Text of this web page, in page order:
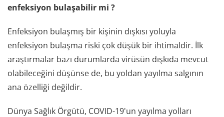
enfeksiyon bulaşabilir mi ?
Enfeksiyon bulaşmış bir kişinin dışkısı yoluyla
enfeksiyon bulaşma riski çok düşük bir ihtimaldir. İlk
araştırmalar bazı durumlarda virüsün dışkıda mevcut
olabileceğini düşünse de, bu yoldan yayılma salgının
ana özelliği değildir.
Dünya Sağlık Örgütü, COVID-19'un yayılma yolları